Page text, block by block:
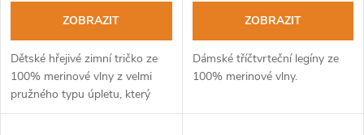
ZOBRAZIT
Dětské hřejivé zimní tričko ze
100% merinové vlny z velmi
pružného typu úpletu, který
velmi dobře kopíruje kontury
ZOBRAZIT
Dámské tříčtvrteční legíny ze
100% merinové vlny.